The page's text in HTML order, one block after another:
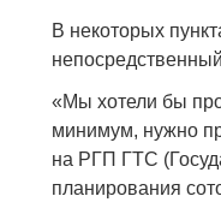
В некоторых
«Мы хотели бы
минимум, нужно
на РГП ГТС
планирования